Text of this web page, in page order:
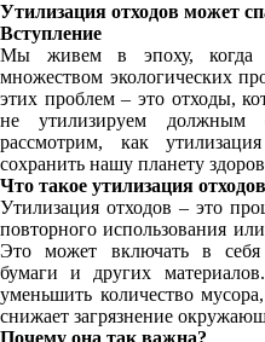
Утилизация отходов может
Вступление
Мы живем в эпоху, когда
множеством экологических
этих проблем – это отходы,
не утилизируем
рассмотрим, как
сохранить нашу планету
Что такое утилизация
Утилизация отходов – это
повторного использования
Это может включать в себя
бумаги и других
уменьшить количество
снижает загрязнение
Почему она так важна?